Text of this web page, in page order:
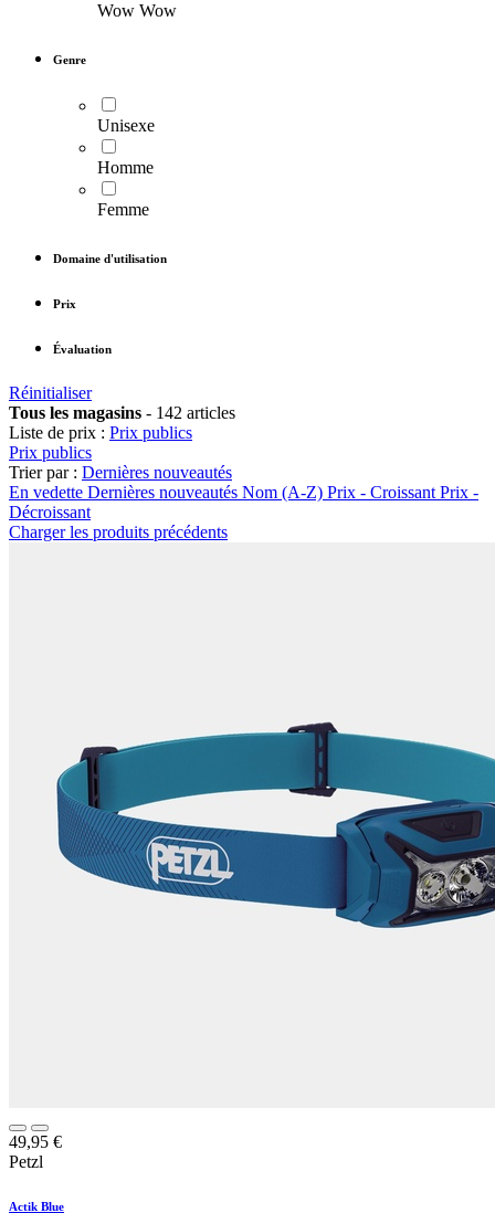
Wow Wow
Genre
Unisexe
Homme
Femme
Domaine d'utilisation
Prix
Évaluation
Réinitialiser
Tous les magasins - 142 articles
Liste de prix : Prix publics
Prix publics
Trier par : Dernières nouveautés
En vedette Dernières nouveautés Nom (A-Z) Prix - Croissant Prix -
Décroissant
Charger les produits précédents
49,95 €
Petzl
Actik Blue